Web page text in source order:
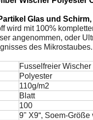
Glas und
wird mit 100%
angenommen, oder
des
Fusselfreier
Polyester
110g/m2
Blatt
100
9" X9“, Soem-Größe